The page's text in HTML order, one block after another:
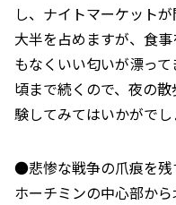
し、ナイトマーケット
大半を占めますが、食
もなくいい匂いが漂っ
頃まで続くので、夜の
験してみてはいかがでし
●悲惨な戦争の爪痕を残
ホーチミンの中心部か